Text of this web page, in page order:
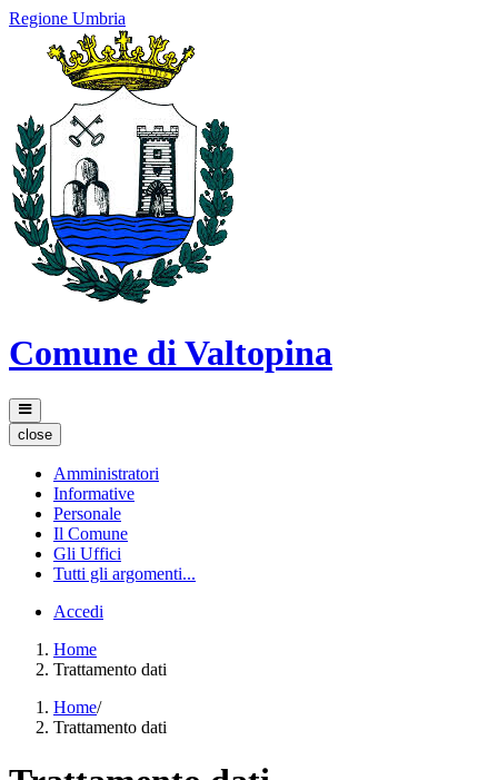
Regione Umbria
Comune di Valtopina
close
Amministratori
Informative
Personale
Il Comune
Gli Uffici
Tutti gli argomenti...
Accedi
Home
Trattamento dati
Home/
Trattamento dati